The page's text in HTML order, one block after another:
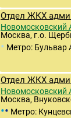
Отдел ЖКХ
Новомосковский
Москва, г.о.
• Метро: Бульвар
Отдел ЖКХ
Новомосковский
Москва,
•• Метро: